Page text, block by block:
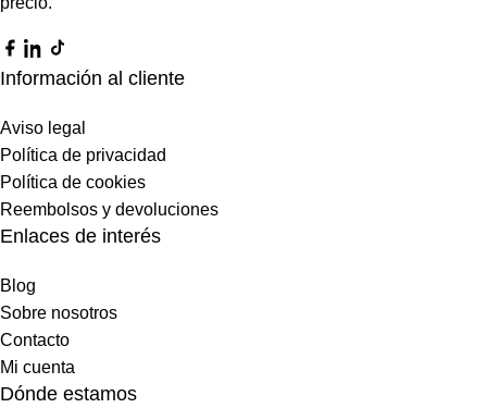
Información al cliente
Aviso legal
Política de privacidad
Política de cookies
Reembolsos y devoluciones
Enlaces de interés
Blog
Sobre nosotros
Contacto
Mi cuenta
Dónde estamos